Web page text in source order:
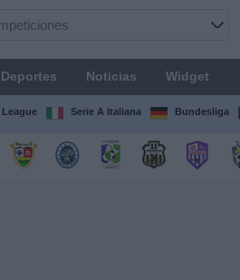
Noticias Widget
League Serie A Italiana Bundesliga